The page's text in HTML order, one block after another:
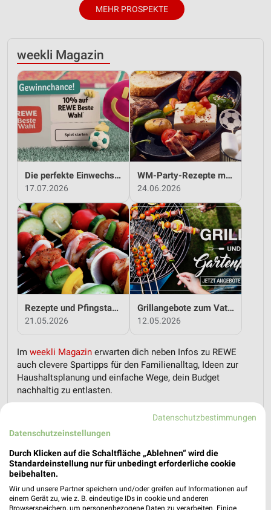
MEHR PROSPEKTE
weekli Magazin
Die perfekte Einwechslung: Dein Fan-Bonus!*
17.07.2026
WM-Party-Rezepte mit REWE!
24.06.2026
Rezepte und Pfingstangebote bei REWE!
21.05.2026
Grillangebote zum Vatertag bei REWE!
12.05.2026
Im weekli Magazin erwarten dich neben Infos zu REWE
auch clevere Spartipps für den Familienalltag, Ideen zur
Haushaltsplanung und einfache Wege, dein Budget
nachhaltig zu entlasten.
weekli - Prospekte & Angebote App
Alle REWE Angebote immer griffbereit – mit der kostenlosen
Datenschutzbestimmungen
Datenschutzeinstellungen
Durch Klicken auf die Schaltfläche „Ablehnen“ wird die
Standardeinstellung nur für unbedingt erforderliche cookie
beibehalten.
Wir und unsere Partner speichern und/oder greifen auf Informationen auf
einem Gerät zu, wie z. B. eindeutige IDs in cookie und anderen
Browserspeichern, um personenbezogene Daten zu verarbeiten. Einige